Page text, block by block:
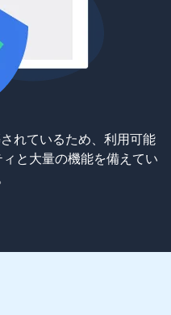
れているため、利用可能
と大量の機能を備えてい